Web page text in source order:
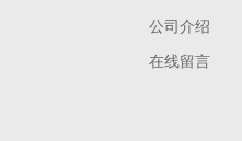
公司介绍
在线留言